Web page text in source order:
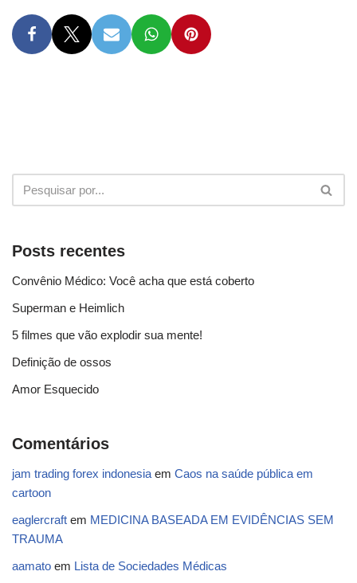
Posts recentes
Convênio Médico: Você acha que está coberto
Superman e Heimlich
5 filmes que vão explodir sua mente!
Definição de ossos
Amor Esquecido
Comentários
jam trading forex indonesia em Caos na saúde pública em
cartoon
eaglercraft em MEDICINA BASEADA EM EVIDÊNCIAS SEM
TRAUMA
aamato em Lista de Sociedades Médicas